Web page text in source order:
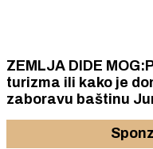
ZEMLJA DIDE
turizma ili kako je don Stipe Perkov oteo
zaboravu baštinu